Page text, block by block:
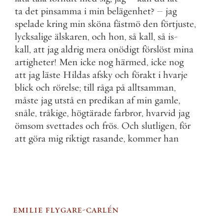
ta det pinsamma i min belägenhet? – jag
spelade kring min sköna fästmö den förtjuste,
lycksalige älskaren, och hon, så kall, så is-
kall, att jag aldrig mera onödigt förslöst mina
artigheter! Men icke nog härmed, icke nog
att jag läste Hildas afsky och förakt i hvarje
blick och rörelse; till råga på alltsamman,
måste jag utstå en predikan af min gamle,
snåle, tråkige, högtärade farbror, hvarvid jag
ömsom svettades och frös. Och slutligen, för
att göra mig riktigt rasande, kommer han
emilie flygare-carlén